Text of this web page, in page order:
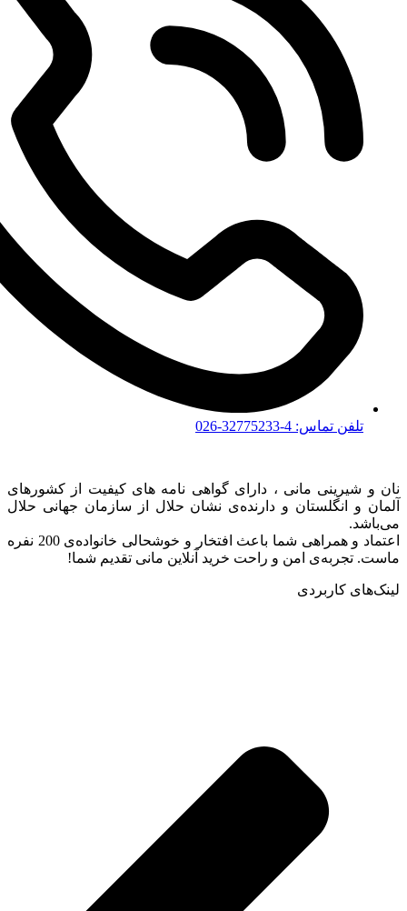
تلفن تماس: 4-32775233-026
نان و شیرینی مانی ، دارای گواهی نامه های کیفیت از کشورهای
آلمان و انگلستان و دارنده‌ی نشان حلال از سازمان جهانی حلال
می‌باشد.
اعتماد و همراهی شما باعث افتخار و خوشحالی خانواده‌ی 200 نفره
ماست. تجربه‌ی امن و راحت خرید آنلاین مانی تقدیم شما!
لینک‌های کاربردی